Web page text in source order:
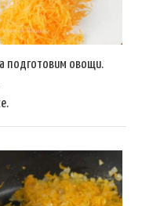
подготовим овощи.